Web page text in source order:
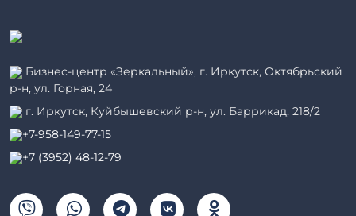
Бизнес-центр «Зеркальный», г. Иркутск, Октябрьский
р-н, ул. Горная, 24
г. Иркутск, Куйбышевский р-н, ул. Баррикад, 218/2
+7-958-149-77-15
+7 (3952) 48-12-79